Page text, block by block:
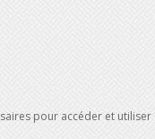
pour accéder et